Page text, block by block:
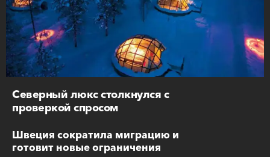
Северный люкс столкнулся с
проверкой спросом
Швеция сократила миграцию и
готовит новые ограничения